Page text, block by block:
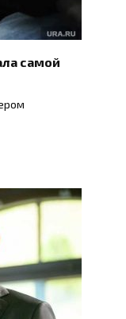
самой